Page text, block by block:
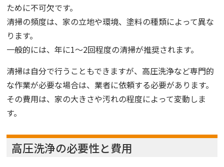
ために不可欠です。
清掃の頻度は、家の立地や環境、塗料の種類によって異な
ります。
一般的には、年に1～2回程度の清掃が推奨されます。
清掃は自分で行うこともできますが、高圧洗浄など専門的
な作業が必要な場合は、業者に依頼する必要があります。
その費用は、家の大きさや汚れの程度によって変動しま
す。
高圧洗浄の必要性と費用